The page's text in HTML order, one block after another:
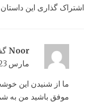
اشتراک گذاری این
Noor
مارس 23, 2022 در 11:13 ق.ظ
ما از شنیدن این
موفق باشید من به